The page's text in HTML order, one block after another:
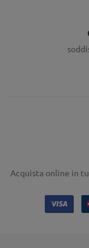
Acquista online in